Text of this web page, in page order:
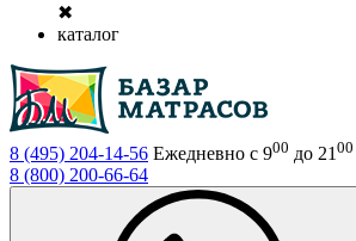
✖
каталог
8 (495) 204-14-56 Ежедневно с 900 до 21 00
8 (800) 200-66-64